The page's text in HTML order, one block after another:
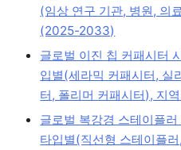
(임상 연구 기관, 병원, 의
(2025-2033)
글로벌 이진 칩 커패시터
입별(세라믹 커패시터, 실
터, 폴리머 커패시터), 지
글로벌 복강경 스테이플
타입별(직선형 스테이플